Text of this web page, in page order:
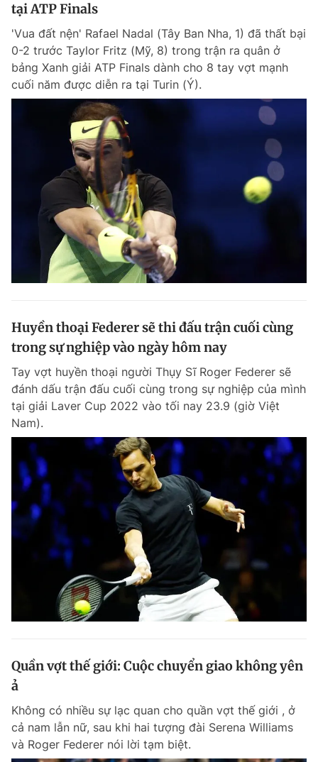
tại ATP Finals
'Vua đất nện' Rafael Nadal (Tây Ban Nha, 1) đã thất bại
0-2 trước Taylor Fritz (Mỹ, 8) trong trận ra quân ở
bảng Xanh giải ATP Finals dành cho 8 tay vợt mạnh
cuối năm được diễn ra tại Turin (Ý).
Huyền thoại Federer sẽ thi đấu trận cuối cùng
trong sự nghiệp vào ngày hôm nay
Tay vợt huyền thoại người Thụy Sĩ Roger Federer sẽ
đánh dấu trận đấu cuối cùng trong sự nghiệp của mình
tại giải Laver Cup 2022 vào tối nay 23.9 (giờ Việt
Nam).
Quần vợt thế giới: Cuộc chuyển giao không yên
ả
Không có nhiều sự lạc quan cho quần vợt thế giới , ở
cả nam lẫn nữ, sau khi hai tượng đài Serena Williams
và Roger Federer nói lời tạm biệt.